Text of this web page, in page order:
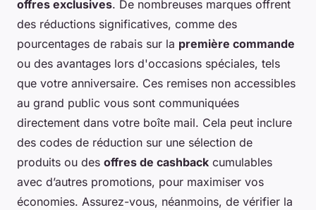
offres exclusives. De nombreuses marques offrent
des réductions significatives, comme des
pourcentages de rabais sur la première commande
ou des avantages lors d'occasions spéciales, tels
que votre anniversaire. Ces remises non accessibles
au grand public vous sont communiquées
directement dans votre boîte mail. Cela peut inclure
des codes de réduction sur une sélection de
produits ou des offres de cashback cumulables
avec d’autres promotions, pour maximiser vos
économies. Assurez-vous, néanmoins, de vérifier la